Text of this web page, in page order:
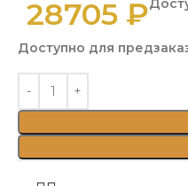
28705 ₽
Доступно для